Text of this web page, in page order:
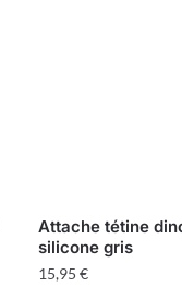
Attache tétine
silicone gris
15,95 €